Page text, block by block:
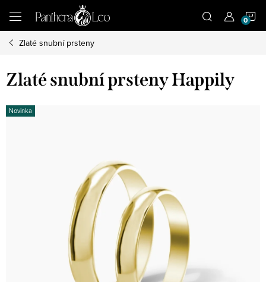
obsah
Zlaté snubní prsteny
Zlaté snubní prsteny Happily
Novinka